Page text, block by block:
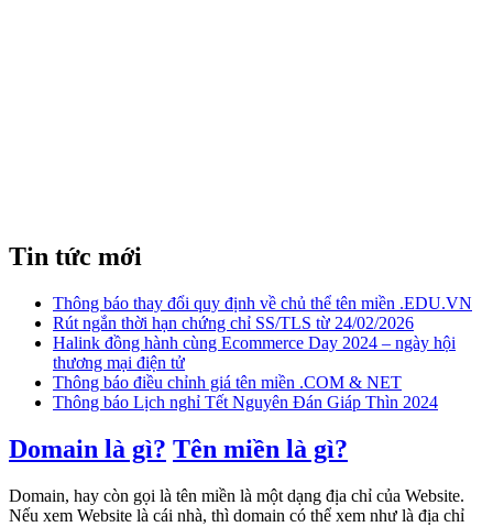
Tin tức mới
Thông báo thay đổi quy định về chủ thể tên miền .EDU.VN
Rút ngắn thời hạn chứng chỉ SS/TLS từ 24/02/2026
Halink đồng hành cùng Ecommerce Day 2024 – ngày hội
thương mại điện tử
Thông báo điều chỉnh giá tên miền .COM & NET
Thông báo Lịch nghỉ Tết Nguyên Đán Giáp Thìn 2024
Domain là gì? Tên miền là gì?
Domain, hay còn gọi là tên miền là một dạng địa chỉ của Website.
Nếu xem Website là cái nhà, thì domain có thể xem như là địa chỉ